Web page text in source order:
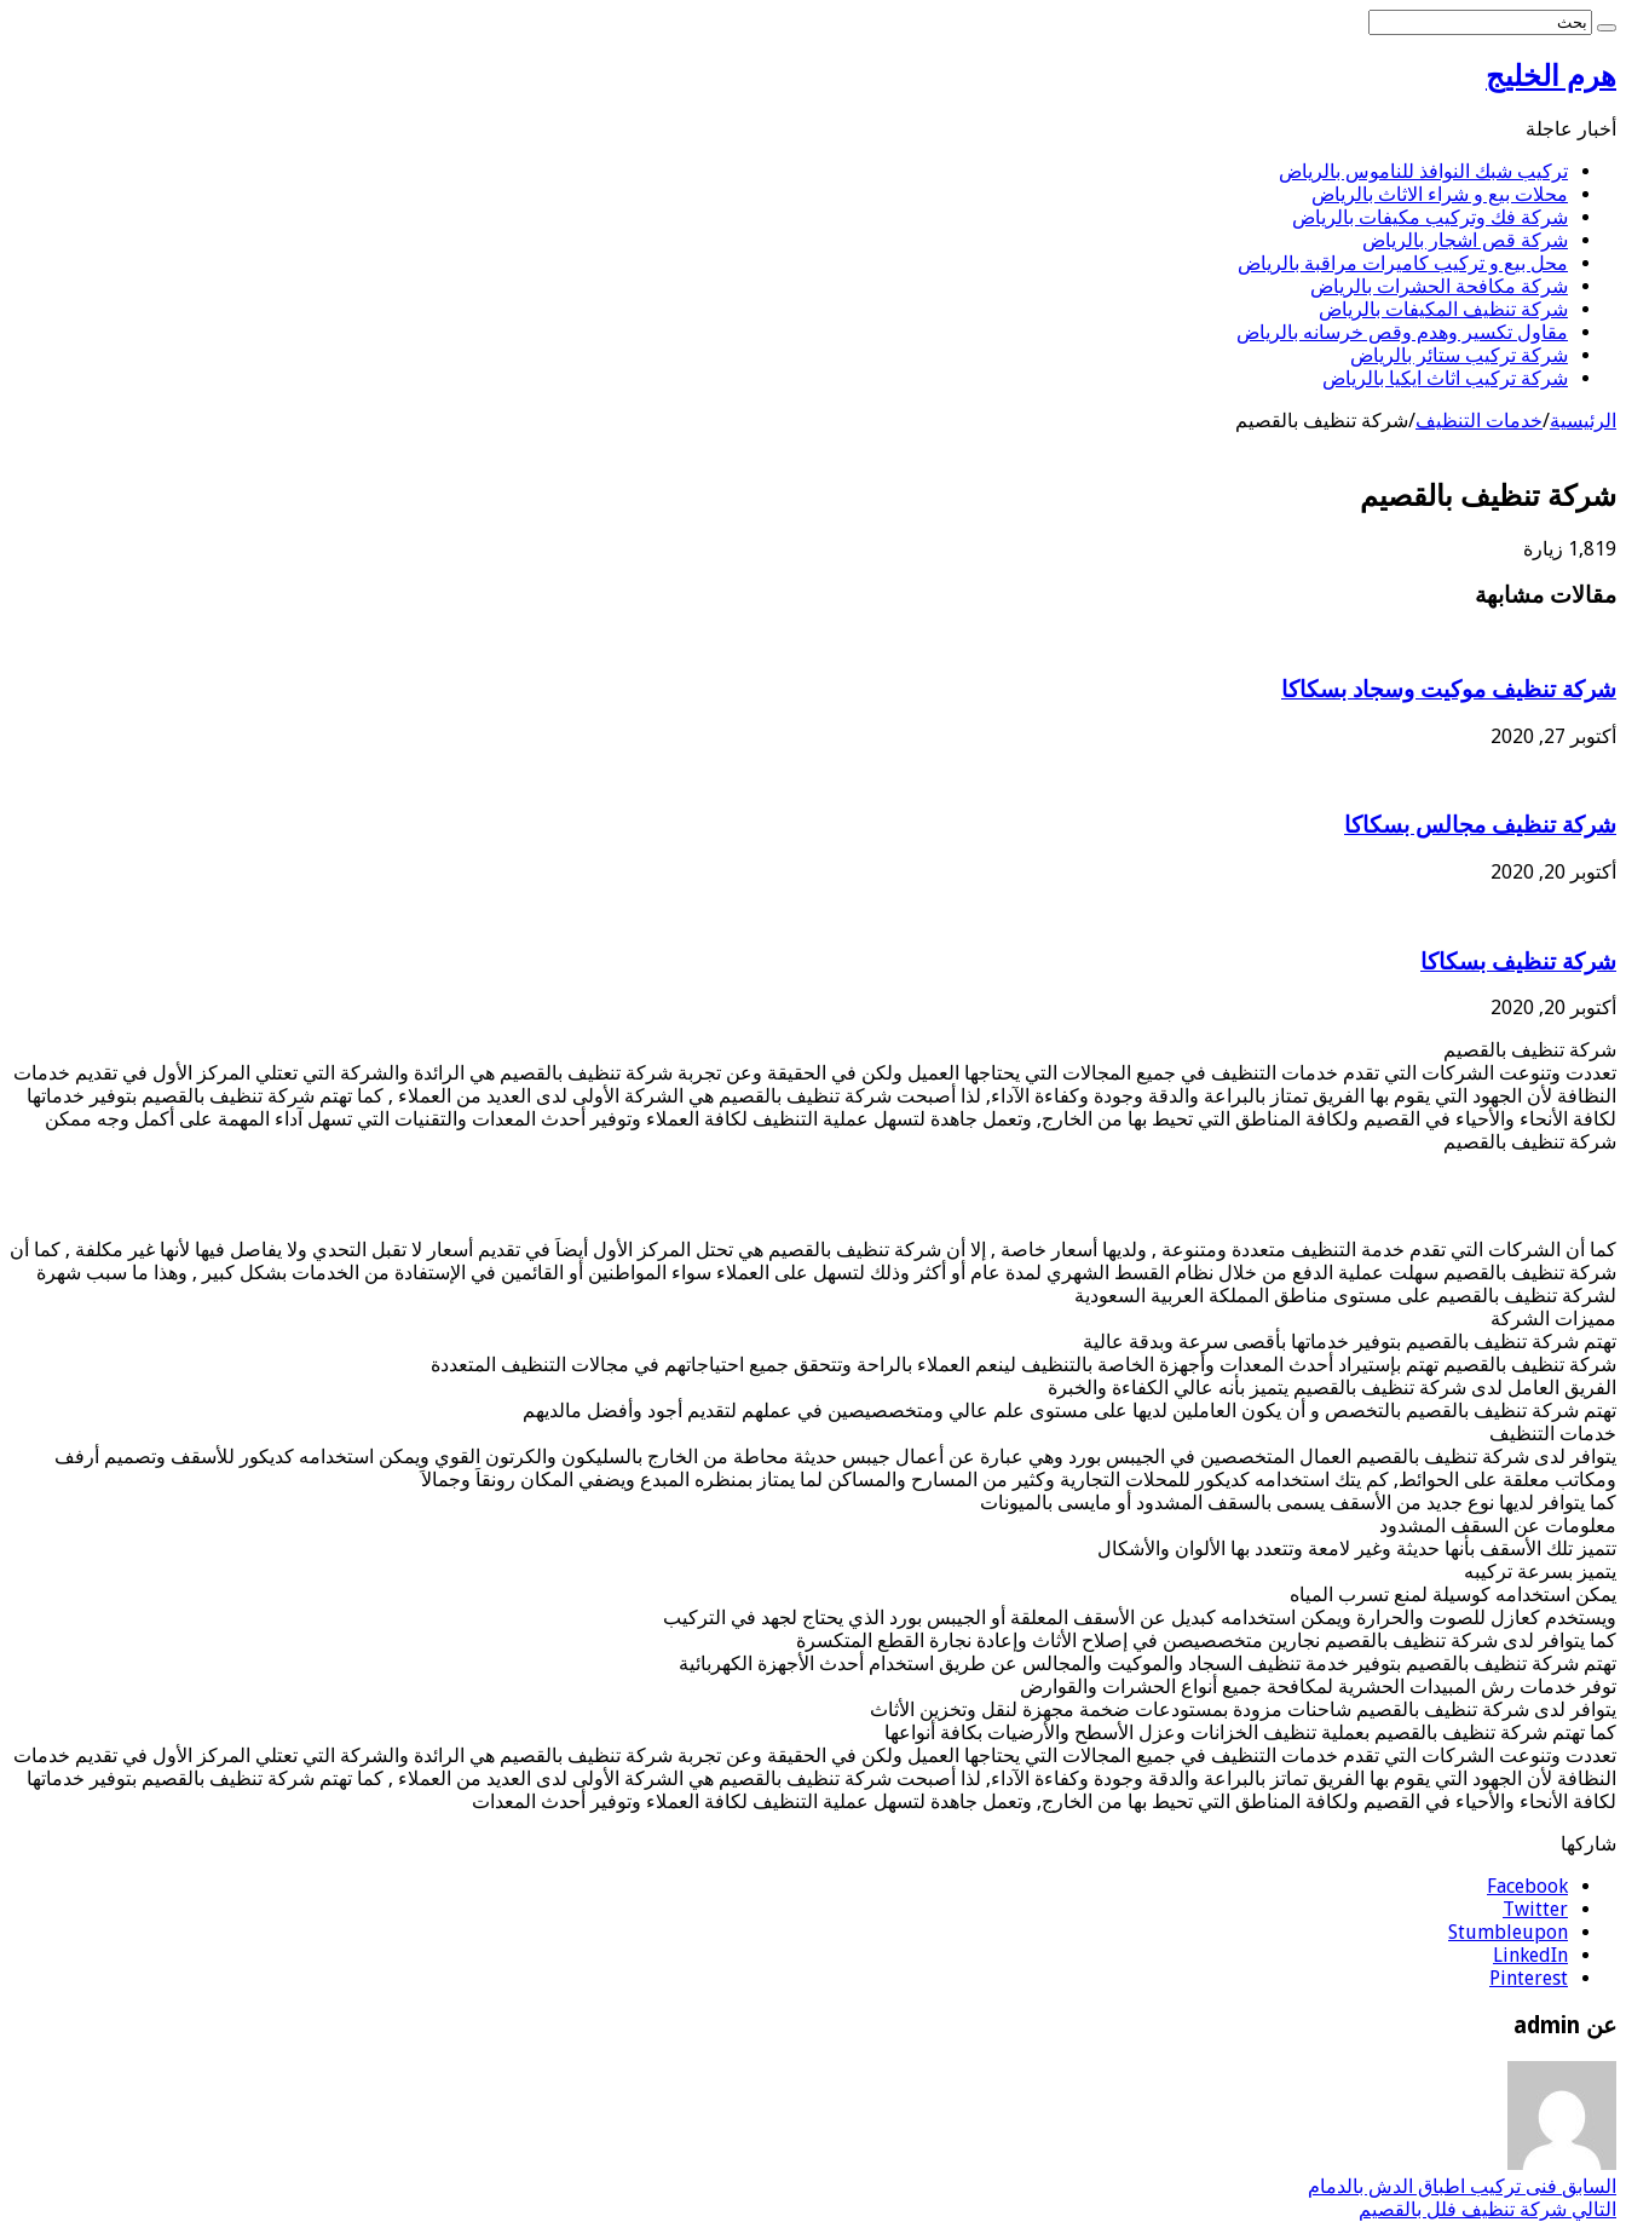
هرم الخليج
أخبار عاجلة
تركيب شبك النوافذ للناموس بالرياض
محلات بيع و شراء الاثاث بالرياض
شركة فك وتركيب مكيفات بالرياض
شركة قص اشجار بالرياض
محل بيع و تركيب كاميرات مراقبة بالرياض
شركة مكافحة الحشرات بالرياض
شركة تنظيف المكيفات بالرياض
مقاول تكسير وهدم وقص خرسانه بالرياض
شركة تركيب ستائر بالرياض
شركة تركيب اثاث ايكيا بالرياض
الرئيسية/خدمات التنظيف/شركة تنظيف بالقصيم
شركة تنظيف بالقصيم
1,819 زيارة
مقالات مشابهة
شركة تنظيف موكيت وسجاد بسكاكا
أكتوبر 27, 2020
شركة تنظيف مجالس بسكاكا
أكتوبر 20, 2020
شركة تنظيف بسكاكا
أكتوبر 20, 2020
شركة تنظيف بالقصيم
تعددت وتنوعت الشركات التي تقدم خدمات التنظيف في جميع المجالات التي يحتاجها العميل ولكن في الحقيقة وعن تجربة شركة تنظيف بالقصيم هي الرائدة والشركة التي تعتلي المركز الأول في تقديم خدمات
النظافة لأن الجهود التي يقوم بها الفريق تمتاز بالبراعة والدقة وجودة وكفاءة الآداء, لذا أصبحت شركة تنظيف بالقصيم هي الشركة الأولى لدى العديد من العملاء , كما تهتم شركة تنظيف بالقصيم بتوفير خدماتها
لكافة الأنحاء والأحياء في القصيم ولكافة المناطق التي تحيط بها من الخارج, وتعمل جاهدة لتسهل عملية التنظيف لكافة العملاء وتوفير أحدث المعدات والتقنيات التي تسهل آداء المهمة على أكمل وجه ممكن
شركة تنظيف بالقصيم
كما أن الشركات التي تقدم خدمة التنظيف متعددة ومتنوعة , ولديها أسعار خاصة , إلا أن شركة تنظيف بالقصيم هي تحتل المركز الأول أيضاَ في تقديم أسعار لا تقبل التحدي ولا يفاصل فيها لأنها غير مكلفة , كما أن
شركة تنظيف بالقصيم سهلت عملية الدفع من خلال نظام القسط الشهري لمدة عام أو أكثر وذلك لتسهل على العملاء سواء المواطنين أو القائمين في الإستفادة من الخدمات بشكل كبير , وهذا ما سبب شهرة
لشركة تنظيف بالقصيم على مستوى مناطق المملكة العربية السعودية
مميزات الشركة
تهتم شركة تنظيف بالقصيم بتوفير خدماتها بأقصى سرعة وبدقة عالية
شركة تنظيف بالقصيم تهتم بإستيراد أحدث المعدات وأجهزة الخاصة بالتنظيف لينعم العملاء بالراحة وتتحقق جميع احتياجاتهم في مجالات التنظيف المتعددة
الفريق العامل لدى شركة تنظيف بالقصيم يتميز بأنه عالي الكفاءة والخبرة
تهتم شركة تنظيف بالقصيم بالتخصص و أن يكون العاملين لديها على مستوى علم عالي ومتخصصيصين في عملهم لتقديم أجود وأفضل مالديهم
خدمات التنظيف
يتوافر لدى شركة تنظيف بالقصيم العمال المتخصصين في الجيبس بورد وهي عبارة عن أعمال جيبس حديثة محاطة من الخارج بالسليكون والكرتون القوي ويمكن استخدامه كديكور للأسقف وتصميم أرفف
ومكاتب معلقة على الحوائط, كم يتك استخدامه كديكور للمحلات التجارية وكثير من المسارح والمساكن لما يمتاز بمنظره المبدع ويضفي المكان رونقاَ وجمالاَ
كما يتوافر لديها نوع جديد من الأسقف يسمى بالسقف المشدود أو مايسى بالميونات
معلومات عن السقف المشدود
تتميز تلك الأسقف بأنها حديثة وغير لامعة وتتعدد بها الألوان والأشكال
يتميز بسرعة تركيبه
يمكن استخدامه كوسيلة لمنع تسرب المياه
ويستخدم كعازل للصوت والحرارة ويمكن استخدامه كبديل عن الأسقف المعلقة أو الجيبس بورد الذي يحتاج لجهد في التركيب
كما يتوافر لدى شركة تنظيف بالقصيم نجارين متخصصيصن في إصلاح الأثاث وإعادة نجارة القطع المتكسرة
تهتم شركة تنظيف بالقصيم بتوفير خدمة تنظيف السجاد والموكيت والمجالس عن طريق استخدام أحدث الأجهزة الكهربائية
توفر خدمات رش المبيدات الحشرية لمكافحة جميع أنواع الحشرات والقوارض
يتوافر لدى شركة تنظيف بالقصيم شاحنات مزودة بمستودعات ضخمة مجهزة لنقل وتخزين الأثاث
كما تهتم شركة تنظيف بالقصيم بعملية تنظيف الخزانات وعزل الأسطح والأرضيات بكافة أنواعها
تعددت وتنوعت الشركات التي تقدم خدمات التنظيف في جميع المجالات التي يحتاجها العميل ولكن في الحقيقة وعن تجربة شركة تنظيف بالقصيم هي الرائدة والشركة التي تعتلي المركز الأول في تقديم خدمات
النظافة لأن الجهود التي يقوم بها الفريق تماتز بالبراعة والدقة وجودة وكفاءة الآداء, لذا أصبحت شركة تنظيف بالقصيم هي الشركة الأولى لدى العديد من العملاء , كما تهتم شركة تنظيف بالقصيم بتوفير خدماتها
لكافة الأنحاء والأحياء في القصيم ولكافة المناطق التي تحيط بها من الخارج, وتعمل جاهدة لتسهل عملية التنظيف لكافة العملاء وتوفير أحدث المعدات
شاركها
Facebook
Twitter
Stumbleupon
LinkedIn
Pinterest
عن admin
السابق فنى تركيب اطباق الدش بالدمام
التالي شركة تنظيف فلل بالقصيم